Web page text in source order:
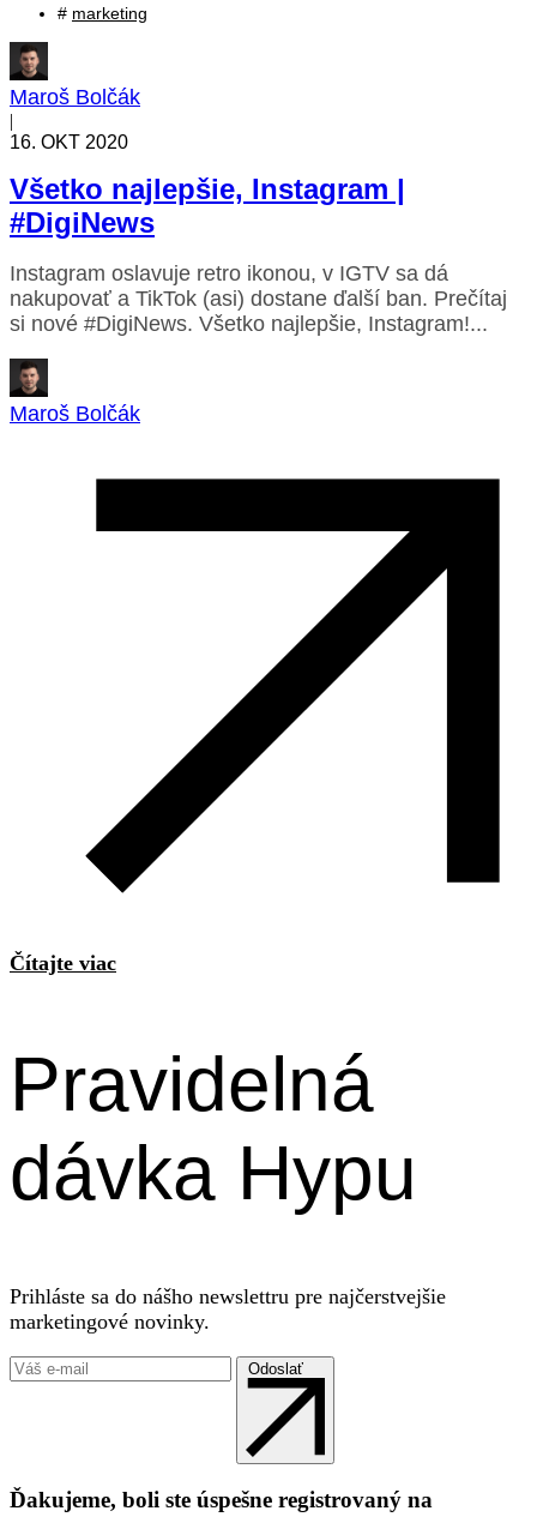
# marketing
Maroš Bolčák
|
16. OKT 2020
Všetko najlepšie, Instagram |
#DigiNews
Instagram oslavuje retro ikonou, v IGTV sa dá
nakupovať a TikTok (asi) dostane ďalší ban. Prečítaj
si nové #DigiNews. Všetko najlepšie, Instagram!...
Maroš Bolčák
Čítajte viac
Pravidelná
dávka Hypu
Prihláste sa do nášho newslettru pre najčerstvejšie
marketingové novinky.
Odoslať
Ďakujeme, boli ste úspešne registrovaný na